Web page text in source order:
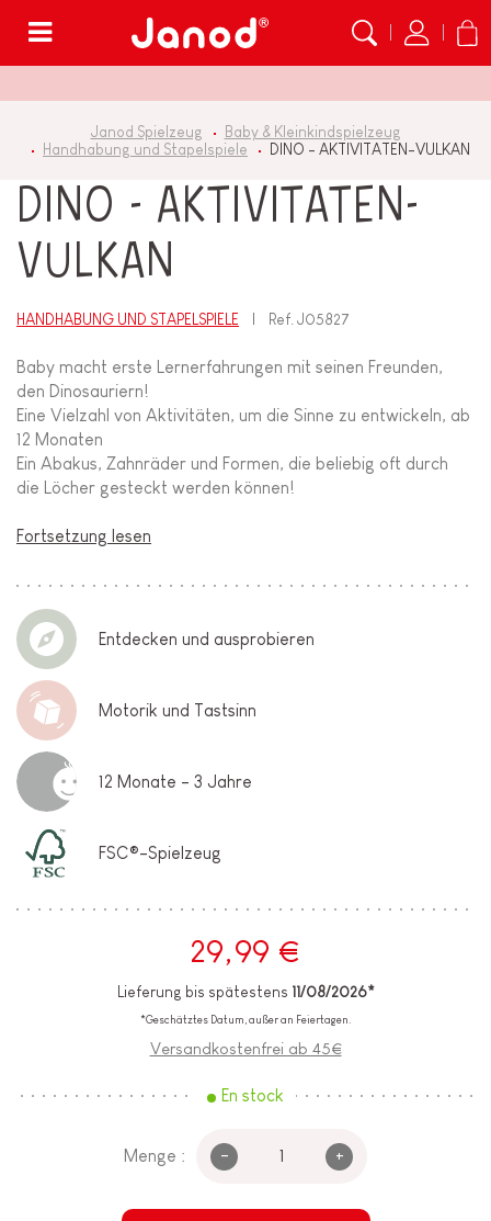
Janod Spielzeug
Baby & Kleinkindspielzeug
Handhabung und Stapelspiele
DINO - AKTIVITATEN-VULKAN
DINO - AKTIVITATEN-
VULKAN
HANDHABUNG UND STAPELSPIELE Ref.J05827
Baby macht erste Lernerfahrungen mit seinen Freunden,
den Dinosauriern!
Eine Vielzahl von Aktivitäten, um die Sinne zu entwickeln, ab
12 Monaten
Ein Abakus, Zahnräder und Formen, die beliebig oft durch
die Löcher gesteckt werden können!
Fortsetzung lesen
Entdecken und ausprobieren
Motorik und Tastsinn
12 Monate - 3 Jahre
FSC®-Spielzeug
29,99 €
Lieferung bis spätestens 11/08/2026*
*Geschätztes Datum, außer an Feiertagen.
Versandkostenfrei ab 45€
En stock
Menge : - +